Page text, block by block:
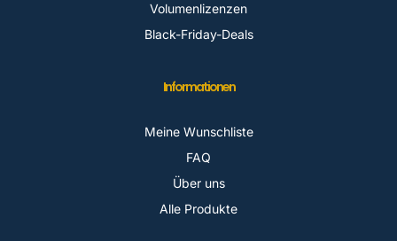
Volumenlizenzen
Black-Friday-Deals
Informationen
Meine Wunschliste
FAQ
Über uns
Alle Produkte